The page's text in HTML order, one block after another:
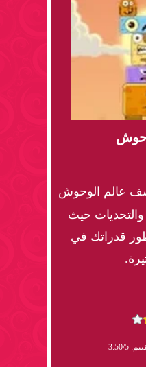
عالم الوحوش
والتحديات حيث
قدراتك في
3.50/5